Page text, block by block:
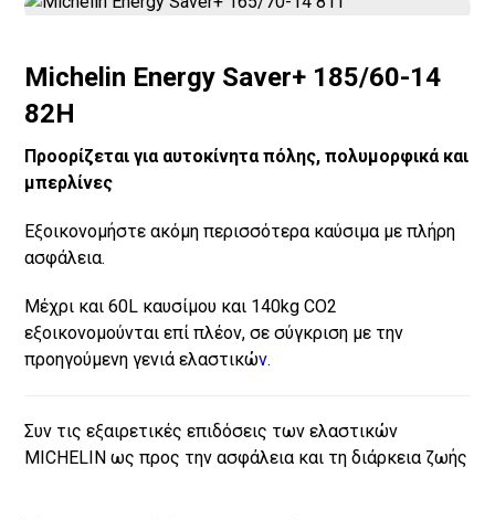
Michelin Energy Saver+ 185/60-14
82H
Προορίζεται για αυτοκίνητα πόλης, πολυμορφικά και
μπερλίνες
Εξοικονομήστε ακόμη περισσότερα καύσιμα με πλήρη
ασφάλεια.
Μέχρι και 60L καυσίμου και 140kg CO2
εξοικονομούνται επί πλέον, σε σύγκριση με την
προηγούμενη γενιά ελαστικών.
Συν τις εξαιρετικές επιδόσεις των ελαστικών
MICHELIN ως προς την ασφάλεια και τη διάρκεια ζωής